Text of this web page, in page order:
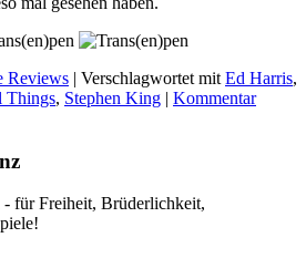
Reviews | Verschlagwortet mit Ed Harris,
Things, Stephen King | Kommentar